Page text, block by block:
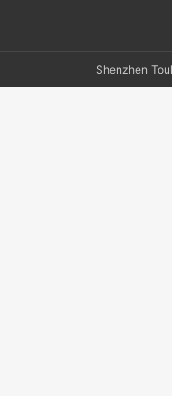
Shenzhen